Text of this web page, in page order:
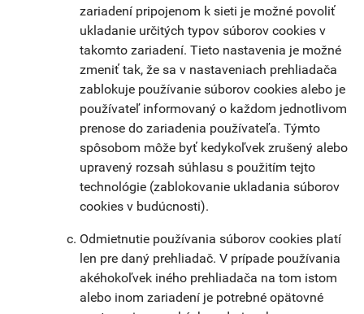
zariadení pripojenom k sieti je možné povoliť
ukladanie určitých typov súborov cookies v
takomto zariadení. Tieto nastavenia je možné
zmeniť tak, že sa v nastaveniach prehliadača
zablokuje používanie súborov cookies alebo je
používateľ informovaný o každom jednotlivom
prenose do zariadenia používateľa. Týmto
spôsobom môže byť kedykoľvek zrušený alebo
upravený rozsah súhlasu s použitím tejto
technológie (zablokovanie ukladania súborov
cookies v budúcnosti).
Odmietnutie používania súborov cookies platí
len pre daný prehliadač. V prípade používania
akéhokoľvek iného prehliadača na tom istom
alebo inom zariadení je potrebné opätovné